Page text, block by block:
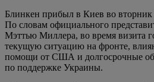
Блинкен прибыл в Киев во
По словам официального
Мэттью Миллера, во время визита
текущую ситуацию на фронте,
помощи от США и долгосрочные
по поддержке Украины.